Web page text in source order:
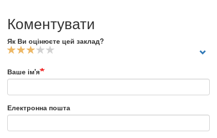
Коментувати
Як Ви оцінюєте цей заклад?
Ваше ім'я
Електронна пошта